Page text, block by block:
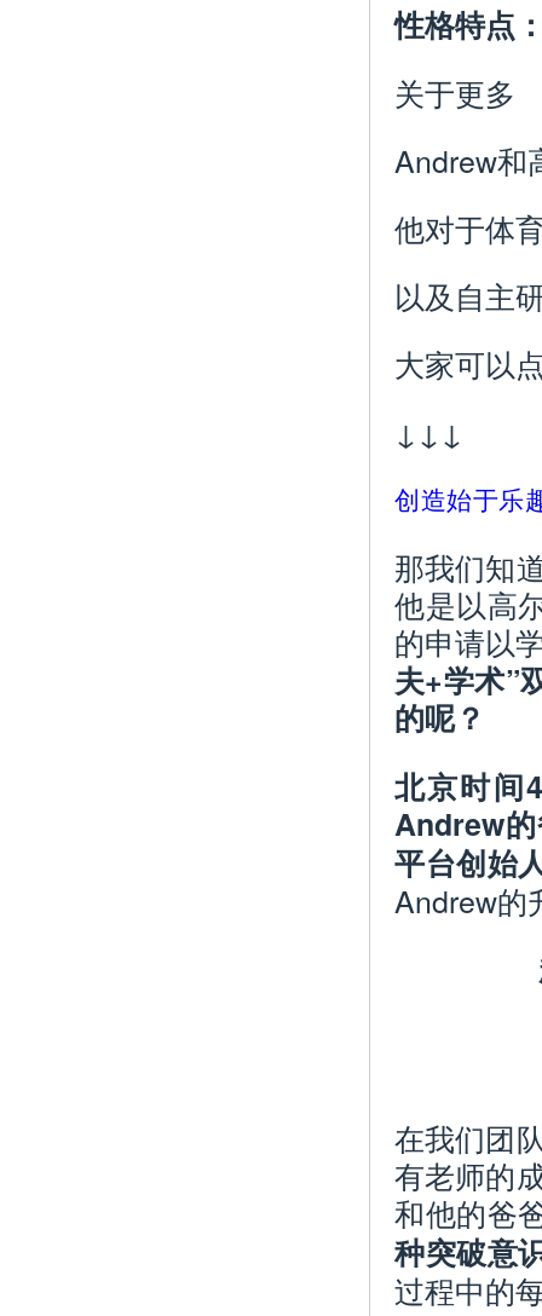
性格特点
关于更多
Andrew和
他对于体
以及自主
大家可以
↓↓↓
创造始于乐
那我们知
他是以高
的申请以
夫+学术”
的呢？
北京时间
Andrew
平台创始
Andrew的
在我们团
有老师的
和他的爸
种突破意
过程中的